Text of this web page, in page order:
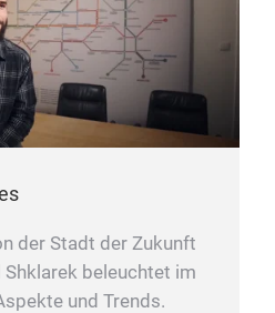
der Stadt der Zukunft
Shklarek beleuchtet im
und Trends.